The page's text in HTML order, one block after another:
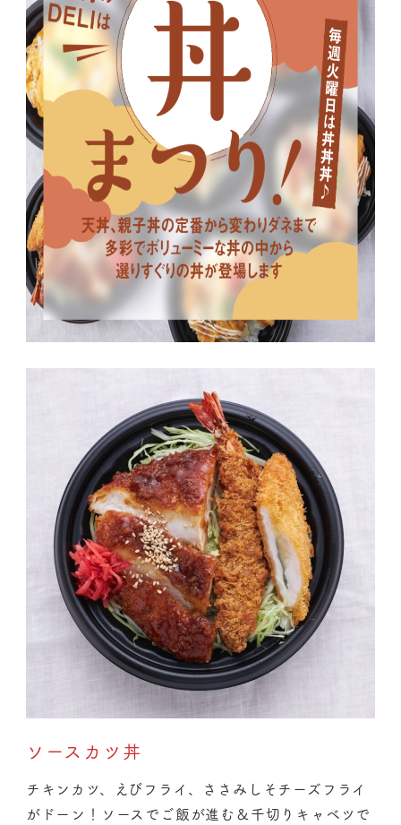
ソースカツ丼
チキンカツ、えびフライ、ささみしそチーズフライ
がドーン！ソースでご飯が進む＆千切りキャベツで